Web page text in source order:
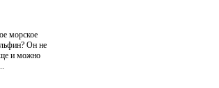
морское
Он не
и можно